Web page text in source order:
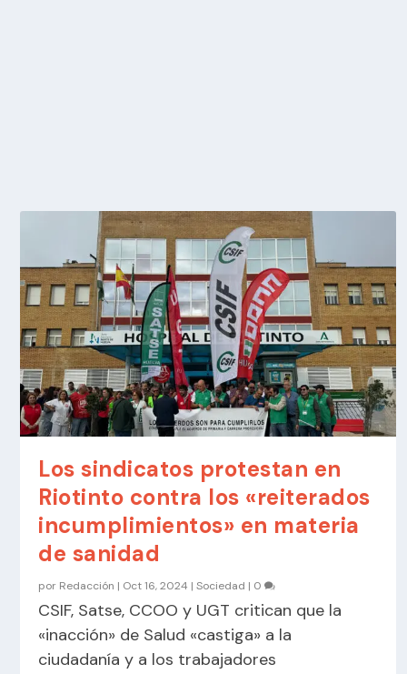
Los sindicatos protestan en
Riotinto contra los «reiterados
incumplimientos» en materia
de sanidad
por Redacción | Oct 16, 2024 |Sociedad | 0
CSIF, Satse, CCOO y UGT critican que la
«inacción» de Salud «castiga» a la
ciudadanía y a los trabajadores